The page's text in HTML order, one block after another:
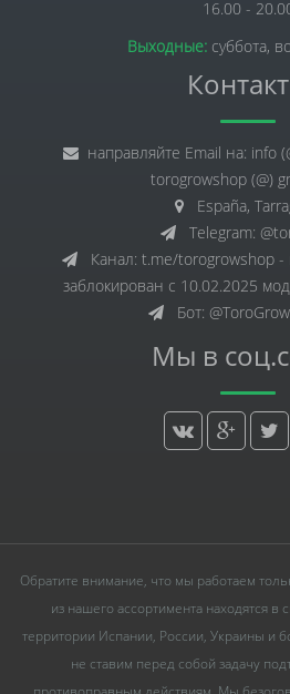
16.00 -
Выходные: суббота,
направляйте Email на: info
torogrowshop (@)
España,
Telegram:
Канал: t.me/torogrowshop -
заблокирован с 10.02.2025
Бот:
Мы в
Обратите внимание, что мы работаем
из нашего ассортимента находятся
территории Испании, России, Украины и
не ставим перед собой задачу